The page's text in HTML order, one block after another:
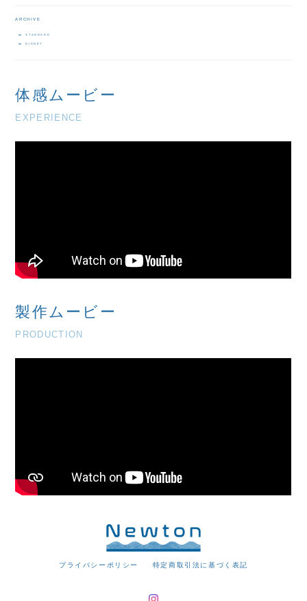
ARCHIVE
STANDARD
DISNEY
体感ムービー
EXPERIENCE
製作ムービー
PRODUCTION
プライバシーポリシー 特定商取引法に基づく表記